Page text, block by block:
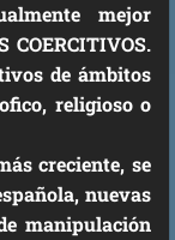
mejor
COERCITIVOS.
de ámbitos
religioso o
creciente, se
nuevas
manipulación